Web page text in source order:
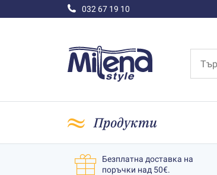
032 67 19 10
Продукти
Безплатна доставка на
поръчки над 50€.